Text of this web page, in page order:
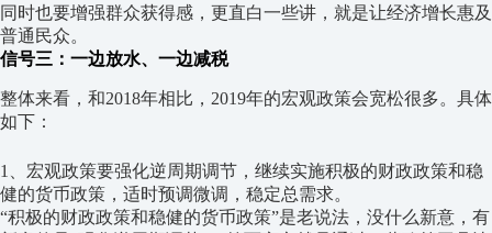
同时也要增强群众获得感，更直白一些讲，就是让经济增长惠及
普通民众。
信号三：一边放水、一边减税
整体来看，和2018年相比，2019年的宏观政策会宽松很多。具体
如下：
1、宏观政策要强化逆周期调节，继续实施积极的财政政策和稳
健的货币政策，适时预调微调，稳定总需求。
“积极的财政政策和稳健的货币政策”是老说法，没什么新意，有